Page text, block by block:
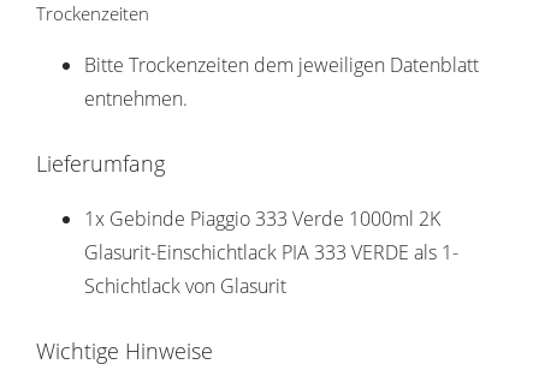
Trockenzeiten
Bitte Trockenzeiten dem jeweiligen Datenblatt
entnehmen.
Lieferumfang
1x Gebinde Piaggio 333 Verde 1000ml 2K
Glasurit-Einschichtlack PIA 333 VERDE als 1-
Schichtlack von Glasurit
Wichtige Hinweise